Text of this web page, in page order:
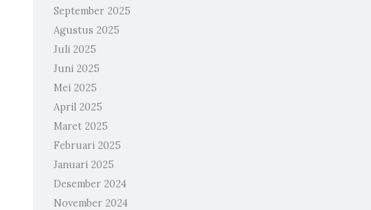
September 2025
Agustus 2025
Juli 2025
Juni 2025
Mei 2025
April 2025
Maret 2025
Februari 2025
Januari 2025
Desember 2024
November 2024